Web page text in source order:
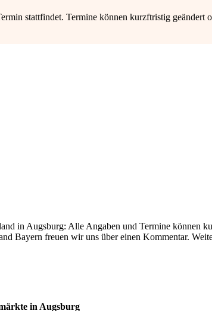
stattfindet. Termine können kurzftristig geändert
in Augsburg: Alle Angaben und Termine können
Bayern freuen wir uns über einen Kommentar.
in Augsburg